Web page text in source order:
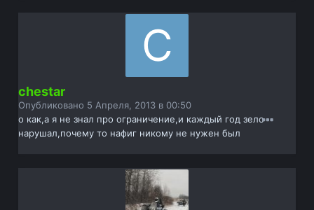
chestar
Опубликовано 5 Апреля, 2013 в 00:50
о как,а я не знал про ограничение,и каждый год зело
нарушал,почему то нафиг никому не нужен был